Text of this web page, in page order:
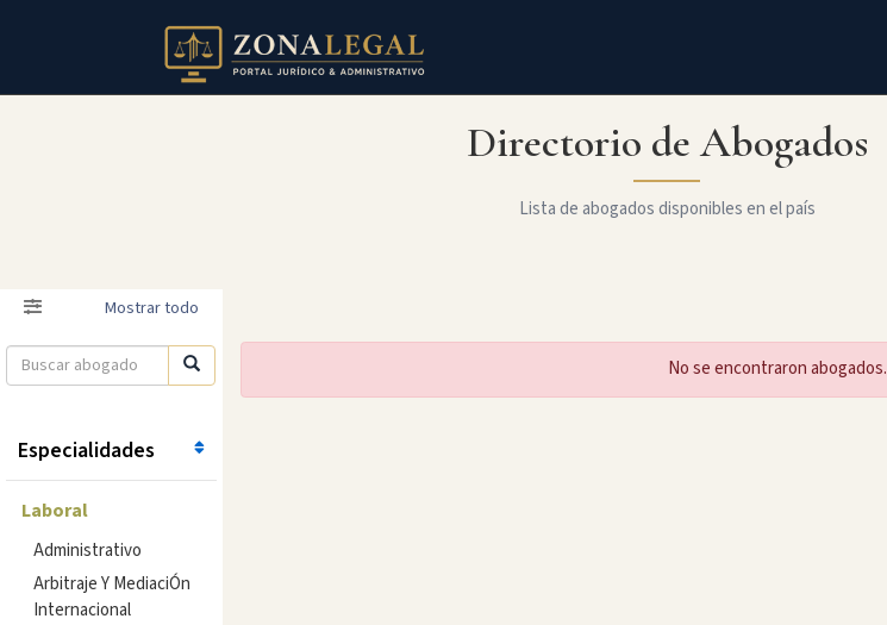
Directorio de Abogados
Lista de abogados disponibles en el país
Filtro Mostrar todo
Especialidades
Laboral
Administrativo
Arbitraje Y MediaciÓn
Internacional
No se encontraron abogados.